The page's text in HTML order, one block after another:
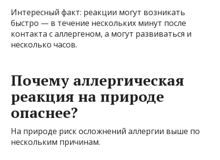
Интересный факт: реакции могут возникать
быстро — в течение нескольких минут после
контакта с аллергеном, а могут развиваться и
несколько часов.
Почему аллергическая
реакция на природе
опаснее?
На природе риск осложнений аллергии выше по
нескольким причинам.